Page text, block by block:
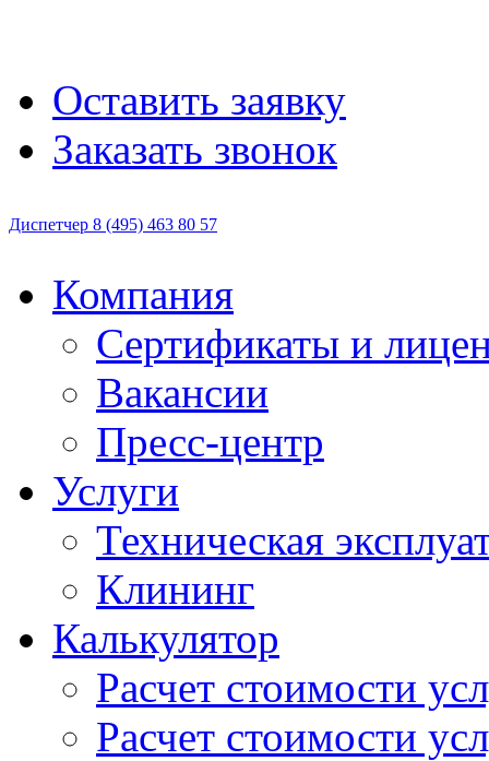
Оставить заявку
Заказать звонок
Диспетчер 8 (495) 463 80 57
Компания
Сертификаты и
Вакансии
Пресс-центр
Услуги
Техническая
Клининг
Калькулятор
Расчет стоимости
Расчет стоимости